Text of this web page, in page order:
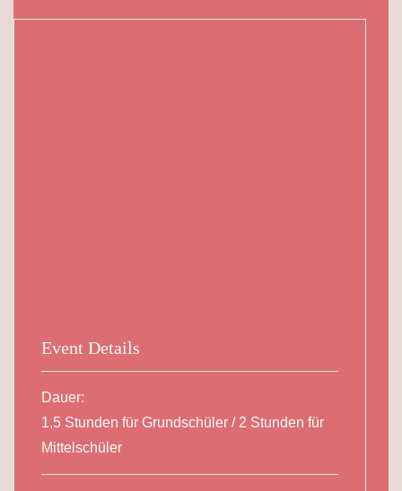
Event Details
Dauer:
1,5 Stunden für Grundschüler / 2 Stunden für
Mittelschüler